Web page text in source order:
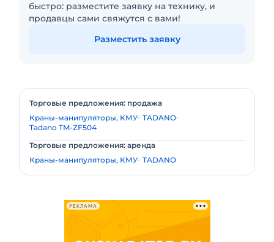
быстро: разместите заявку на технику, и
продавцы сами свяжутся с вами!
Разместить заявку
Торговые предложения: продажа
Краны-манипуляторы, КМУ TADANO
Tadano TM-ZF504
Торговые предложения: аренда
Краны-манипуляторы, КМУ TADANO
РЕКЛАМА